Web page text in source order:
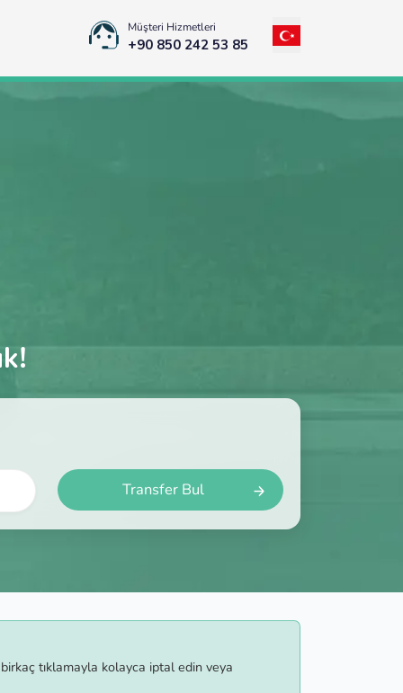
Müşteri Hizmetleri
+90 850 242 53 85
Transfer Bul
tıklamayla kolayca iptal edin veya